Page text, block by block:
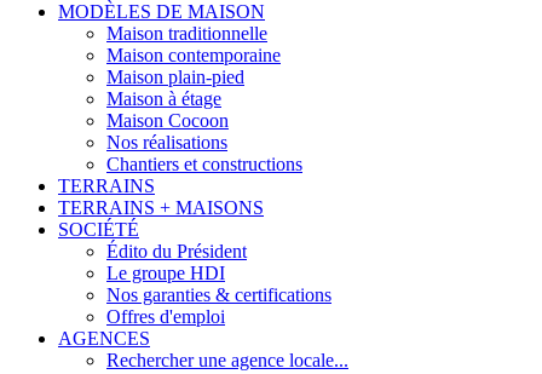
MODÈLES DE MAISON
Maison traditionnelle
Maison contemporaine
Maison plain-pied
Maison à étage
Maison Cocoon
Nos réalisations
Chantiers et constructions
TERRAINS
TERRAINS + MAISONS
SOCIÉTÉ
Édito du Président
Le groupe HDI
Nos garanties & certifications
Offres d'emploi
AGENCES
Rechercher une agence locale...